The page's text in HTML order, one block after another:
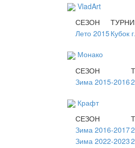
VladArt
СЕЗОН
Лето 2015Кубок
Монако
СЕЗОН
Зима 2015-2016
Крафт
СЕЗОН
Зима 2016-2017
Зима 2022-2023